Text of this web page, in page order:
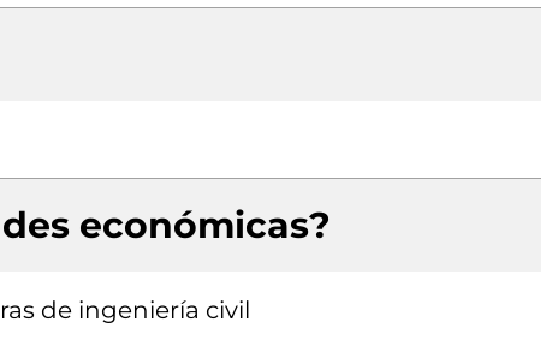
económicas?
de ingeniería civil